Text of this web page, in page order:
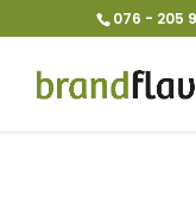
076 - 205